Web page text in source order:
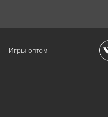
Игры оптом